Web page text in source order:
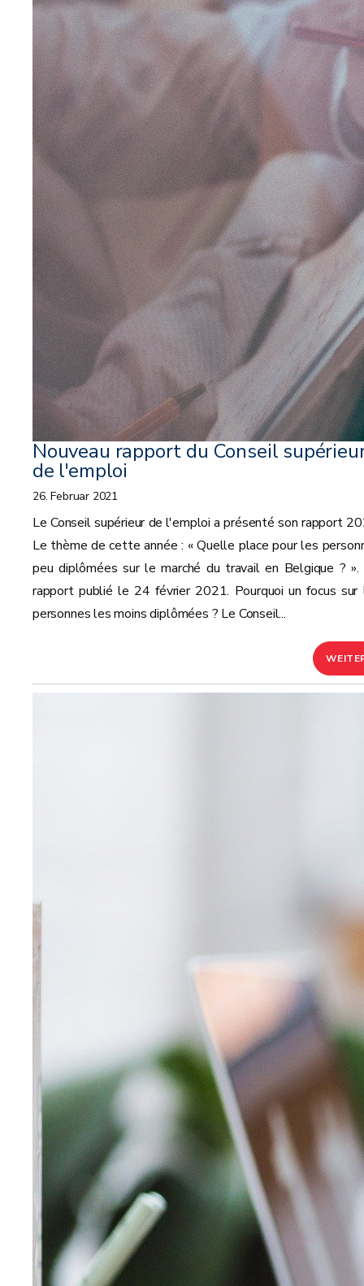
Nouveau rapport du Conseil
de l'emploi
26. Februar 2021
Le Conseil supérieur de l'emploi a présenté son rapport
Le thème de cette année : « Quelle place pour les
peu diplômées sur le marché du travail en Belgique ? ».
rapport publié le 24 février 2021. Pourquoi un focus sur
personnes les moins diplômées ? Le Conseil...